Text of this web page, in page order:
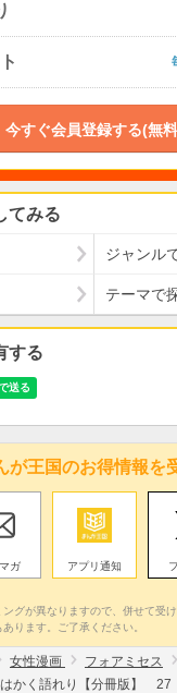
今すぐ会員登録する(無
てみる
ジャンル
テーマで
する
が王国のお得情報を
ガ アプリ通知
グが異なりますので、併せて受
ります。ご了承ください。
女性漫画 フォアミセス
かく語れり【分冊版】 27